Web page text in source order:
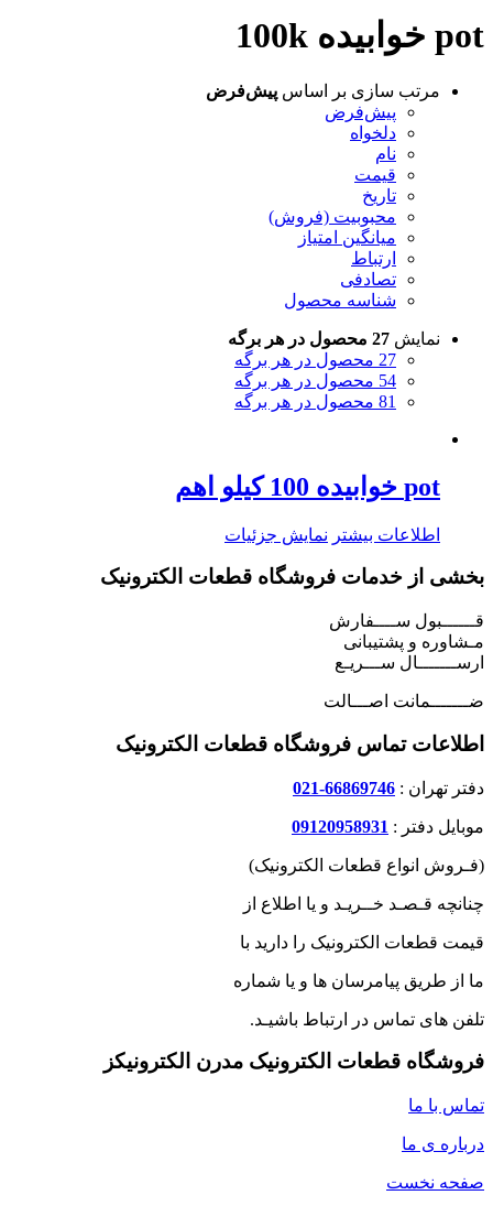
pot خوابیده 100k
مرتب سازی بر اساس پیش‌فرض
پیش‌فرض
دلخواه
نام
قیمت
تاریخ
محبوبیت (فروش)
میانگین امتیاز
ارتباط
تصادفی
شناسه محصول
نمایش 27 محصول در هر برگه
27 محصول در هر برگه
54 محصول در هر برگه
81 محصول در هر برگه
pot خوابیده 100 کیلو اهم
اطلاعات بیشتر نمایش جزئیات
بخشی از خدمات فروشگاه قطعات الکترونیک
قــــــبول ســــفارش
مـشاوره و پشتیبانی
ارســـــــال ســـریـع
ضـــــــمانت اصـــالت
اطلاعات تماس فروشگاه قطعات الکترونیک
دفتر تهران : 66869746-021
موبایل دفتر : 09120958931
(فـروش انواع قطعات الکترونیک)
چنانچه قـصـد خــریـد و یا اطلاع از
قیمت قطعات الکترونیک را دارید با
ما از طریق پیامرسان ها و یا شماره
تلفن های تماس در ارتباط باشیـد.
فروشگاه قطعات الکترونیک مدرن الکترونیکز
تماس با ما
درباره ی ما
صفحه نخست